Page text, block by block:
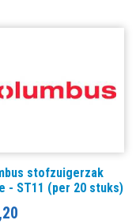
stofzuigerzak
- ST11 (per 20 stuks)